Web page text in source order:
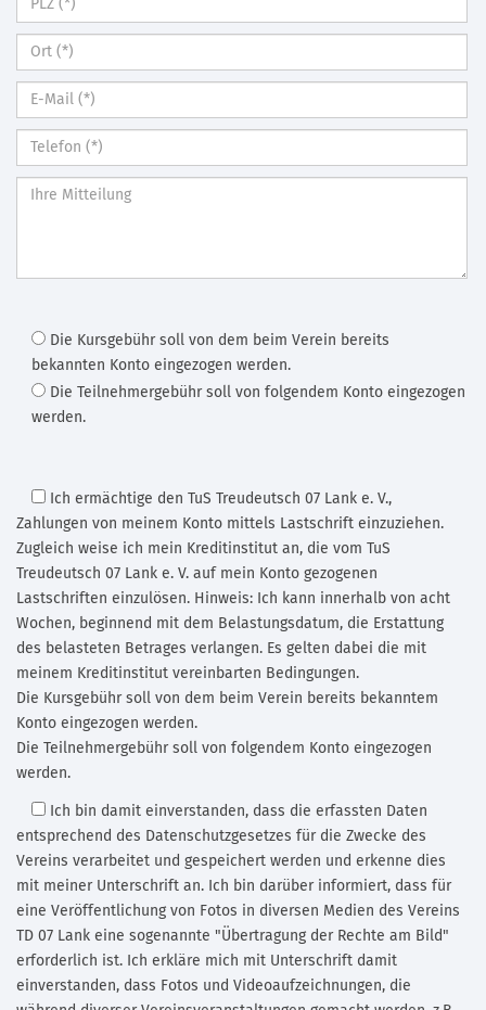
Die Kursgebühr soll von dem beim Verein bereits
bekannten Konto eingezogen werden.
Die Teilnehmergebühr soll von folgendem Konto eingezogen
werden.
Ich ermächtige den TuS Treudeutsch 07 Lank e. V.,
Zahlungen von meinem Konto mittels Lastschrift einzuziehen.
Zugleich weise ich mein Kreditinstitut an, die vom TuS
Treudeutsch 07 Lank e. V. auf mein Konto gezogenen
Lastschriften einzulösen. Hinweis: Ich kann innerhalb von acht
Wochen, beginnend mit dem Belastungsdatum, die Erstattung
des belasteten Betrages verlangen. Es gelten dabei die mit
meinem Kreditinstitut vereinbarten Bedingungen.
Die Kursgebühr soll von dem beim Verein bereits bekanntem
Konto eingezogen werden.
Die Teilnehmergebühr soll von folgendem Konto eingezogen
werden.
Ich bin damit einverstanden, dass die erfassten Daten
entsprechend des Datenschutzgesetzes für die Zwecke des
Vereins verarbeitet und gespeichert werden und erkenne dies
mit meiner Unterschrift an. Ich bin darüber informiert, dass für
eine Veröffentlichung von Fotos in diversen Medien des Vereins
TD 07 Lank eine sogenannte "Übertragung der Rechte am Bild"
erforderlich ist. Ich erkläre mich mit Unterschrift damit
einverstanden, dass Fotos und Videoaufzeichnungen, die